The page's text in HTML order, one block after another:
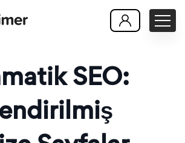
SEO: